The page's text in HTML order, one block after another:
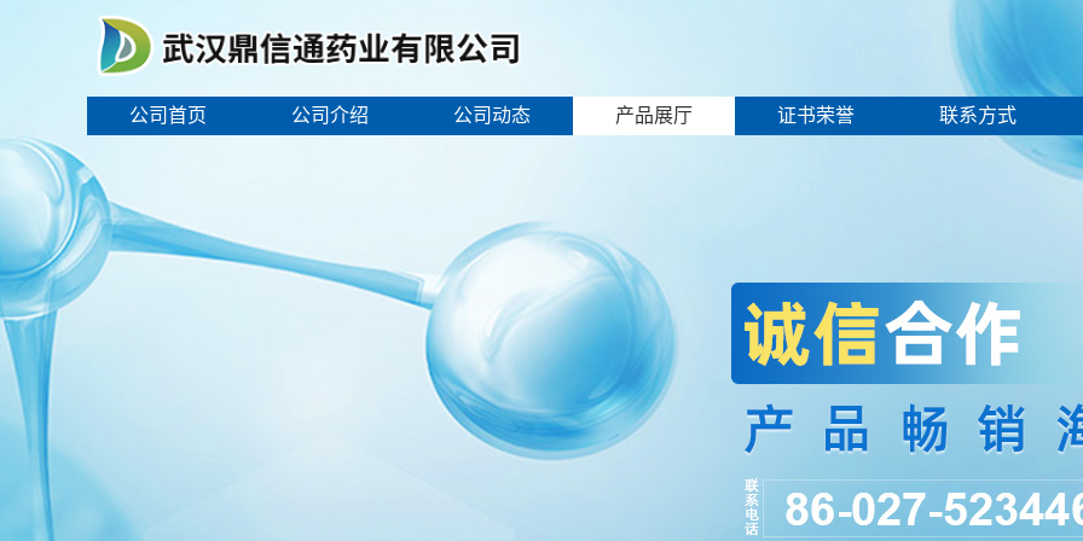
公司首页 公司介绍 公司动态 产品展厅 证书荣誉 联系方式